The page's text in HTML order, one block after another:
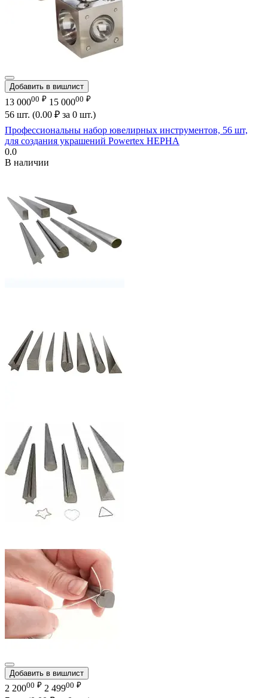
Добавить в вишлист
13 00000 ₽ 15 00000 ₽
56 шт. (0.00 ₽ за 0 шт.)
Профессиональны набор ювелирных инструментов, 56 шт,
для создания украшений Powertex HEPHA
0.0
В наличии
Добавить в вишлист
2 20000 ₽ 2 49900 ₽